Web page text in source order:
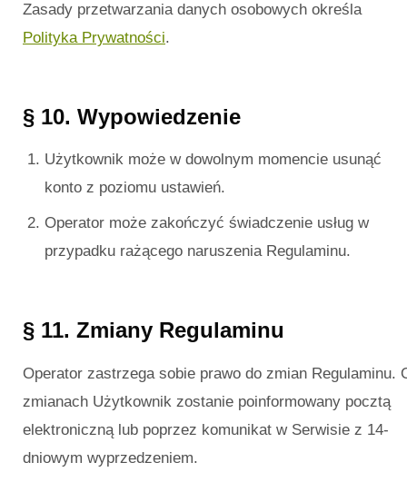
Zasady przetwarzania danych osobowych określa
Polityka Prywatności.
§ 10. Wypowiedzenie
Użytkownik może w dowolnym momencie usunąć
konto z poziomu ustawień.
Operator może zakończyć świadczenie usług w
przypadku rażącego naruszenia Regulaminu.
§ 11. Zmiany Regulaminu
Operator zastrzega sobie prawo do zmian Regulaminu.
zmianach Użytkownik zostanie poinformowany pocztą
elektroniczną lub poprzez komunikat w Serwisie z 14-
dniowym wyprzedzeniem.